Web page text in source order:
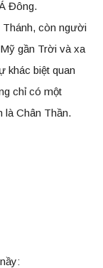
Đông.
còn người
gần Trời và xa
khác biệt quan
chỉ có một
là Chân Thần.